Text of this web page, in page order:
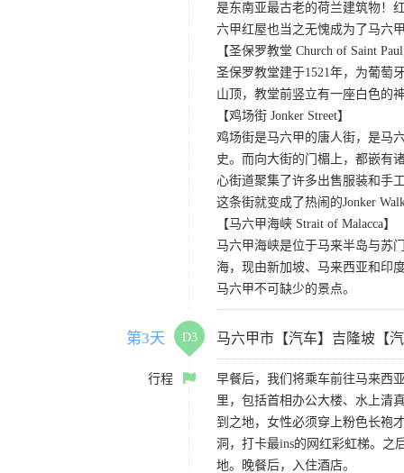
是东南亚最古老的荷兰建筑物！
六甲红屋也当之无愧成为了马六
【圣保罗教堂 Church of Saint
圣保罗教堂建于1521年，为葡萄
山顶，教堂前竖立有一座白色的
【鸡场街 Jonker Street】
鸡场街是马六甲的唐人街，是马
史。而向大街的门楣上，都嵌有
心街道聚集了许多出售服装和手
这条街就变成了热闹的Jonker
【马六甲海峡 Strait of Malacca】
马六甲海峡是位于马来半岛与苏
海，现由新加坡、马来西亚和印
马六甲不可缺少的景点。
第3天 D3 马六甲市【汽车】吉隆坡【
行程
早餐后，我们将乘车前往马来西
里，包括首相办公大楼、水上清
到之地，女性必须穿上粉色长袍
洞，打卡最ins的网红彩虹梯。之
地。晚餐后，入住酒店。